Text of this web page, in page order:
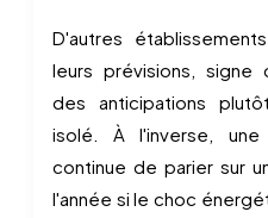
D'autres
leurs prévisions, signe
des anticipations
isolé. À l'inverse,
continue de parier sur
l'année si le choc